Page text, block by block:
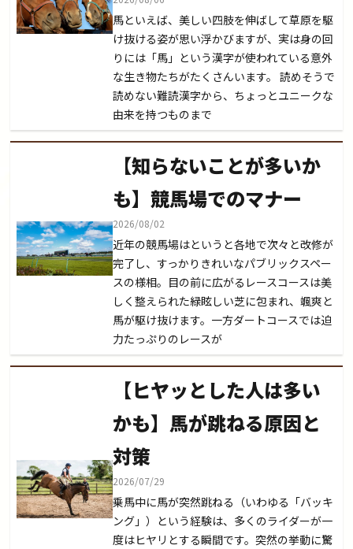
馬といえば、美しい四肢を伸ばして草原を駆
け抜ける姿が思い浮かびますが、実は身の回
りには「馬」という漢字が使われている意外
な生き物たちがたくさんいます。 読めそうで
読めない難読漢字から、ちょっとユニークな
由来を持つものまで
【知らないことが多いか
も】競馬場でのマナー
2026/08/02
近年の競馬場はというと各地で次々と改修が
完了し、すっかりきれいなパブリックスペー
スの様相。目の前に広がるレースコースは美
しく整えられた緑眩しい芝に包まれ、颯爽と
馬が駆け抜けます。一方ダートコースでは迫
力たっぷりのレースが
【ヒヤッとした人は多い
かも】馬が跳ねる原因と
対策
2026/07/29
乗馬中に馬が突然跳ねる（いわゆる「バッキ
ング」）という経験は、多くのライダーが一
度はヒヤリとする瞬間です。突然の挙動に驚